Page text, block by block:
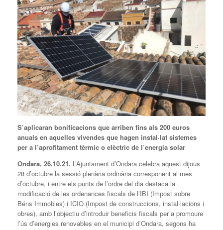
S’aplicaran bonificacions que arriben fins als 200 euros
anuals en aquelles vivendes que hagen instal·lat sistemes
per a l’aprofitament tèrmic o elèctric de l’energia solar
Ondara, 26.10.21. L’Ajuntament d’Ondara celebra aquest dijous
28 d’octubre la sessió plenària ordinària corresponent al mes
d’octubre, i entre els punts de l’ordre del dia destaca la
modificació de les ordenances fiscals de l’IBI (Impost sobre
Béns Immobles) i ICIO (Impost de construccions, instal·lacions i
obres), amb l’objectiu d’introduir beneficis fiscals per a promoure
l’ús d’energies renovables en el municipi d’Ondara, segons ha